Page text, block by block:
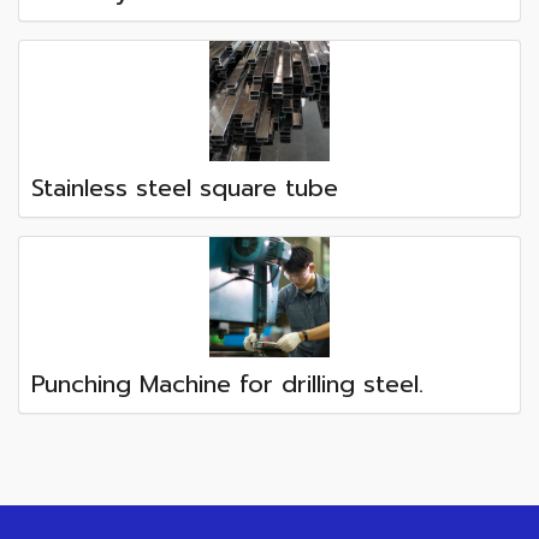
Stainless steel square tube
Punching Machine for drilling steel.